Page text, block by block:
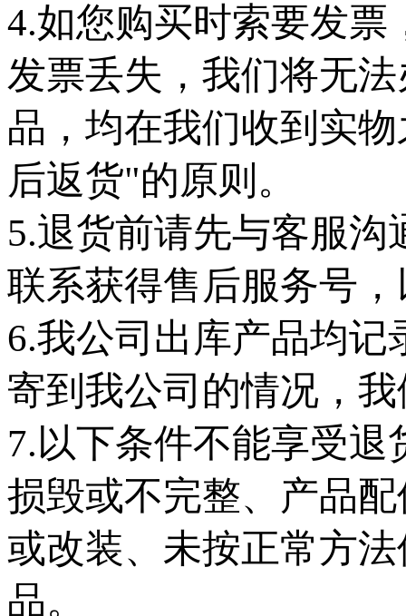
4.如您购买时索要发
发票丢失，我们将无
品，均在我们收到实
后返货"的原则。
5.退货前请先与客服
联系获得售后服务号
6.我公司出库产品均
寄到我公司的情况，
7.以下条件不能享受
损毁或不完整、产品
或改装、未按正常方
品。